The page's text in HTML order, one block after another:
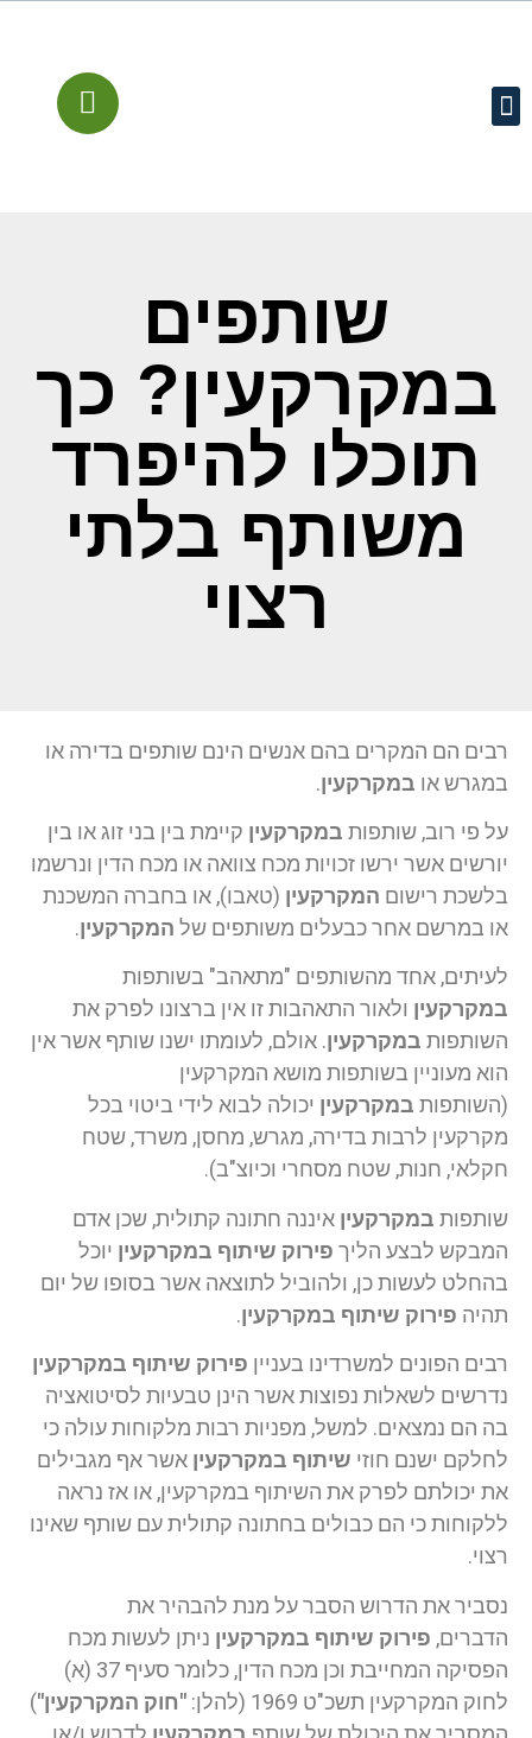
שותפים
במקרקעין? כך
תוכלו להיפרד
משותף בלתי
רצוי
רבים הם המקרים בהם אנשים הינם שותפים בדירה או
במגרש או במקרקעין.
על פי רוב, שותפות במקרקעין קיימת בין בני זוג או בין
יורשים אשר ירשו זכויות מכח צוואה או מכח הדין ונרשמו
בלשכת רישום המקרקעין (טאבו), או בחברה המשכנת
או במרשם אחר כבעלים משותפים של המקרקעין.
לעיתים, אחד מהשותפים "מתאהב" בשותפות
במקרקעין ולאור התאהבות זו אין ברצונו לפרק את
השותפות במקרקעין. אולם, לעומתו ישנו שותף אשר אין
הוא מעוניין בשותפות מושא המקרקעין
(השותפות במקרקעין יכולה לבוא לידי ביטוי בכל
מקרקעין לרבות בדירה, מגרש, מחסן, משרד, שטח
חקלאי, חנות, שטח מסחרי וכיוצ"ב).
שותפות במקרקעין איננה חתונה קתולית, שכן אדם
המבקש לבצע הליך פירוק שיתוף במקרקעין יוכל
בהחלט לעשות כן, ולהוביל לתוצאה אשר בסופו של יום
תהיה פירוק שיתוף במקרקעין.
רבים הפונים למשרדינו בעניין פירוק שיתוף במקרקעין
נדרשים לשאלות נפוצות אשר הינן טבעיות לסיטואציה
בה הם נמצאים. למשל, מפניות רבות מלקוחות עולה כי
לחלקם ישנם חוזי שיתוף במקרקעין אשר אף מגבילים
את יכולתם לפרק את השיתוף במקרקעין, או אז נראה
ללקוחות כי הם כבולים בחתונה קתולית עם שותף שאינו
רצוי.
נסביר את הדרוש הסבר על מנת להבהיר את
הדברים, פירוק שיתוף במקרקעין ניתן לעשות מכח
הפסיקה המחייבת וכן מכח הדין, כלומר סעיף 37 (א)
לחוק המקרקעין תשכ"ט 1969 (להלן:
"חוק המקרקעין")